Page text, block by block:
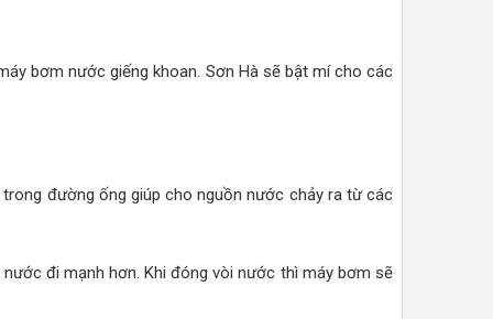
bơm nước giếng khoan. Sơn Hà sẽ bật mí cho các
đường ống giúp cho nguồn nước chảy ra từ các
đi mạnh hơn. Khi đóng vòi nước thì máy bơm sẽ